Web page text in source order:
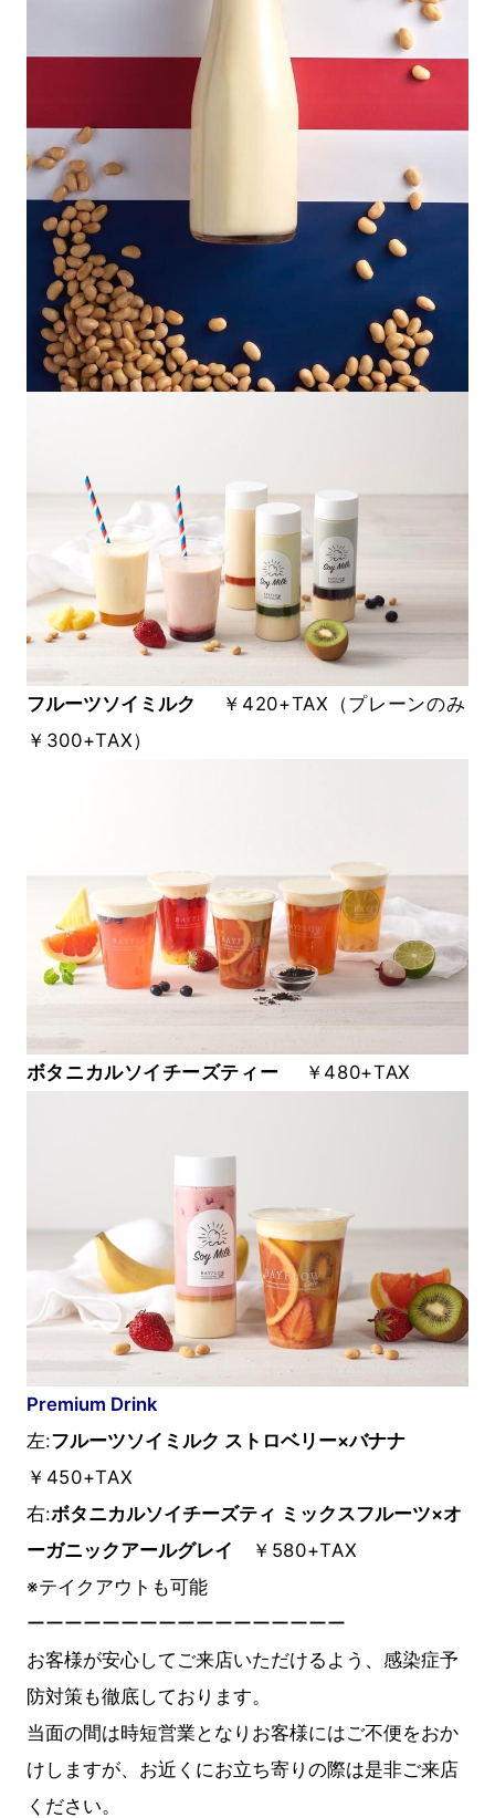
フルーツソイミルク
￥420+TAX（プレーンのみ
￥300+TAX）
ボタニカルソイチーズティー ￥480+TAX
Premium Drink
左:フルーツソイミルク ストロベリー×バナナ
￥450+TAX
右:ボタニカルソイチーズティ ミックスフルーツ×オ
ーガニックアールグレイ
￥580+TAX
※テイクアウトも可能
ーーーーーーーーーーーーーーーーー
お客様が安心してご来店いただけるよう、感染症予
防対策も徹底しております。
当面の間は時短営業となりお客様にはご不便をおか
けしますが、お近くにお立ち寄りの際は是非ご来店
ください。